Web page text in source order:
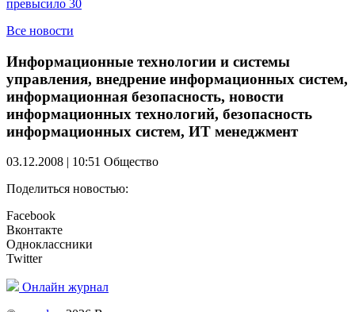
превысило 30
Все новости
Информационные технологии и системы
управления, внедрение информационных систем,
информационная безопасность, новости
информационных технологий, безопасность
информационных систем, ИТ менеджмент
03.12.2008 | 10:51 Общество
Поделиться новостью:
Facebook
Вконтакте
Одноклассники
Twitter
Онлайн журнал